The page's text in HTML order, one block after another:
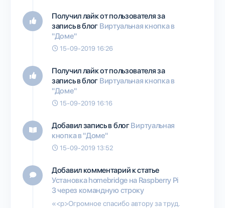
Получил лайк от пользователяза
запись в блог Виртуальная кнопка в
"Доме"
15-09-2019 16:26
Получил лайк от пользователяза
запись в блог Виртуальная кнопка в
"Доме"
15-09-2019 16:16
Добавил запись в блогВиртуальная
кнопка в "Доме"
15-09-2019 13:52
Добавил комментарий к статье
Установка homebridge на Raspberry Pi
3 через командную строку
«<p>Огромное спасибо автору за труд.